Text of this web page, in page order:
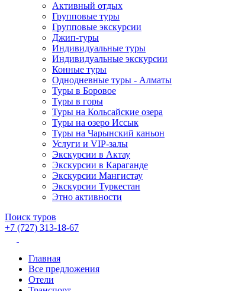
Активный отдых
Групповые туры
Групповые экскурсии
Джип-туры
Индивидуальные туры
Индивидуальные экскурсии
Конные туры
Однодневные туры - Алматы
Туры в Боровое
Туры в горы
Туры на Кольсайские озера
Туры на озеро Иссык
Туры на Чарынский каньон
Услуги и VIP-залы
Экскурсии в Актау
Экскурсии в Караганде
Экскурсии Мангистау
Экскурсии Туркестан
Этно активности
Поиск туров
+7 (727) 313-18-67
Главная
Все предложения
Отели